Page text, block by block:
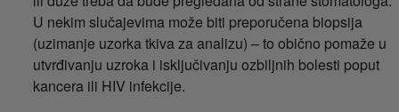
U nekim slučajevima može biti preporučena biopsija
(uzimanje uzorka tkiva za analizu) – to obično pomaže u
utvrđivanju uzroka i isključivanju ozbiljnih bolesti poput
kancera ili HIV infekcije.